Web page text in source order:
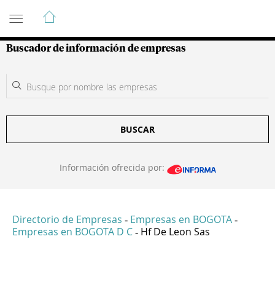
Guía de Empresas Colombianas
Buscador de información de empresas
BUSCAR
Información ofrecida por:
Directorio de Empresas - Empresas en BOGOTA -
Empresas en BOGOTA D C - Hf De Leon Sas